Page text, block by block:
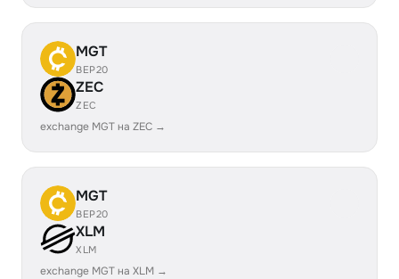
MGT
BEP20
ZEC
ZEC
exchange MGT на ZEC →
MGT
BEP20
XLM
XLM
exchange MGT на XLM →